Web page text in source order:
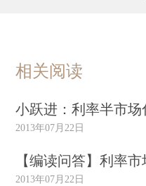
相关阅读
小跃进：利率半市场
2013年07月22日
【编读问答】利率
2013年07月22日